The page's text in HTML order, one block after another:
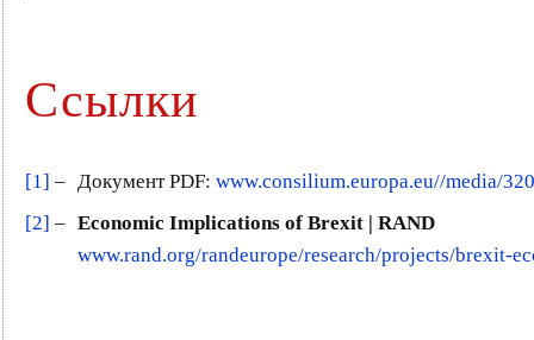
Ссылки
[1] – Документ PDF: www.consilium.europa.eu//media/
[2] – Economic Implications of Brexit | RAND
www.rand.org/randeurope/research/projects/brexit-